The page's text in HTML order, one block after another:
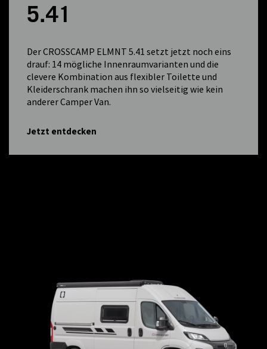
5.41
Der CROSSCAMP ELMNT 5.41 setzt jetzt noch eins
drauf: 14 mögliche Innenraumvarianten und die
clevere Kombination aus flexibler Toilette und
Kleiderschrank machen ihn so vielseitig wie kein
anderer Camper Van.
Jetzt entdecken